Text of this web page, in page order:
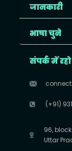
जानकारी
भाषा चुने
संपर्क में रहो
(+91)
96,
Uttar